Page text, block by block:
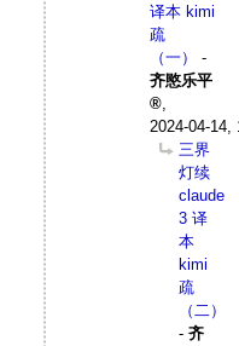
译本 kimi
疏
（一）
-
齐愍乐平
,
2024-04-14,
三界
灯续
claude
3 译
本
kimi
疏
（二）
-齐